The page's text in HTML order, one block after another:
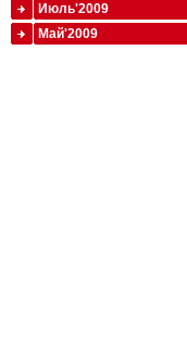
Июль'2009
Май'2009